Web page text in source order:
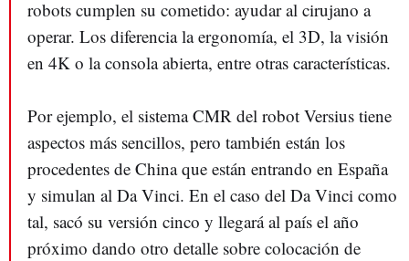
robots cumplen su cometido: ayudar al cirujano a
operar. Los diferencia la ergonomía, el 3D, la visión
en 4K o la consola abierta, entre otras características.
Por ejemplo, el sistema CMR del robot Versius tiene
aspectos más sencillos, pero también están los
procedentes de China que están entrando en España
y simulan al Da Vinci. En el caso del Da Vinci como
tal, sacó su versión cinco y llegará al país el año
próximo dando otro detalle sobre colocación de